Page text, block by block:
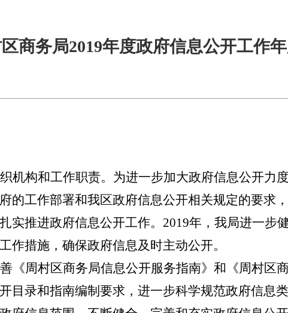
商务局2019年度政府信息公开工作
织机构和工作职责。为进一步加大政府信息公开力
的工作部署和我区政府信息公开相关规定的要求
实推进政府信息公开工作。 2019年，我局进一步
作措施，确保政府信息及时主动公开。
善《周村区商务局信息公开服务指南》和《周村区
目录和指南编制要求，进一步科学规范政府信息